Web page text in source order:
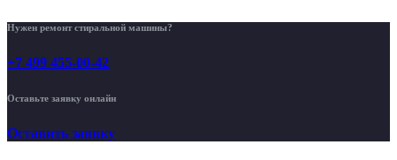
Нужен ремонт стиральной машины?
+7 499 455-00-42
Оставьте заявку онлайн
Оставить заявку